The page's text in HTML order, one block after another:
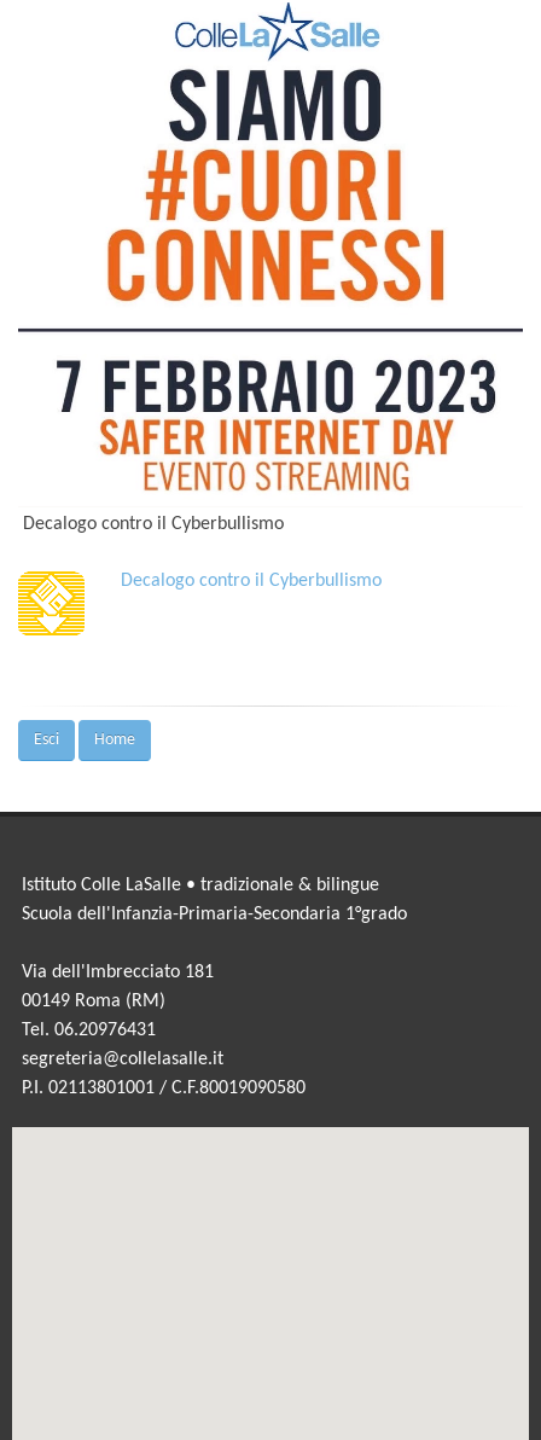
Decalogo contro il Cyberbullismo
Decalogo contro il Cyberbullismo
Esci Home
Istituto Colle LaSalle • tradizionale & bilingue
Scuola dell'Infanzia-Primaria-Secondaria 1°grado
Via dell'Imbrecciato 181
00149 Roma (RM)
Tel. 06.20976431
segreteria@collelasalle.it
P.I. 02113801001 / C.F.80019090580